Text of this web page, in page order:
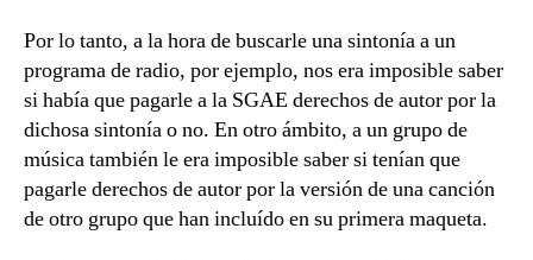
Por lo tanto, a la hora de buscarle una sintonía a un
programa de radio, por ejemplo, nos era imposible saber
si había que pagarle a la SGAE derechos de autor por la
dichosa sintonía o no. En otro ámbito, a un grupo de
música también le era imposible saber si tenían que
pagarle derechos de autor por la versión de una canción
de otro grupo que han incluído en su primera maqueta.